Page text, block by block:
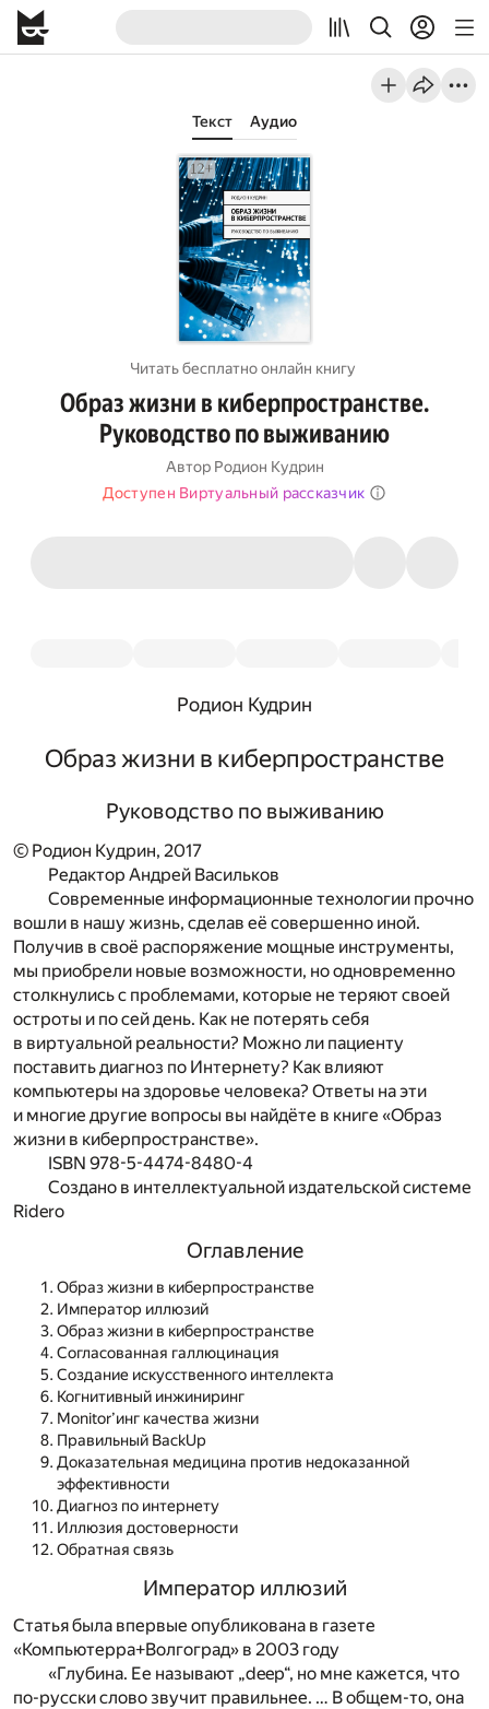
Текст Аудио
Читать бесплатно онлайн книгу
Образ жизни в киберпространстве.
Руководство по выживанию
Автор Родион Кудрин
Доступен Виртуальный рассказчик
Родион Кудрин
Образ жизни в киберпространстве
Руководство по выживанию
© Родион Кудрин, 2017
Редактор Андрей Васильков
Современные информационные технологии прочно
вошли в нашу жизнь, сделав её совершенно иной.
Получив в своё распоряжение мощные инструменты,
мы приобрели новые возможности, но одновременно
столкнулись с проблемами, которые не теряют своей
остроты и по сей день. Как не потерять себя
в виртуальной реальности? Можно ли пациенту
поставить диагноз по Интернету? Как влияют
компьютеры на здоровье человека? Ответы на эти
и многие другие вопросы вы найдёте в книге «Образ
жизни в киберпространстве».
ISBN 978-5-4474-8480-4
Создано в интеллектуальной издательской системе
Ridero
Оглавление
Образ жизни в киберпространстве
Император иллюзий
Образ жизни в киберпространстве
Согласованная галлюцинация
Создание искусственного интеллекта
Когнитивный инжиниринг
Monitor’инг качества жизни
Правильный BackUp
Доказательная медицина против недоказанной
эффективности
Диагноз по интернету
Иллюзия достоверности
Обратная связь
Император иллюзий
Статья была впервые опубликована в газете
«Компьютерра+Волгоград» в 2003 году
«Глубина. Ее называют „deep“, но мне кажется, что
по-русски слово звучит правильнее. … В общем-то, она